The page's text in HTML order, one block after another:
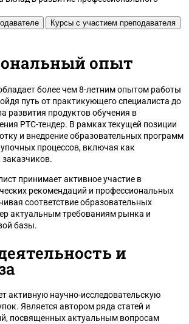
Курсы с участием преподавателя
опыт
более чем 8-летним опытом работы
путь от практикующего специалиста до
развития продуктов обучения в
РТС-тендер. В рамках текущей позиции
и внедрение образовательных программ
процессов, включая как
принимает активное участие в
рекомендаций и профессиональных
соответствие образовательных
актуальным требованиям рынка и
базы.
и
активную научно-исследовательскую
Является автором ряда статей и
посвященных актуальным вопросам